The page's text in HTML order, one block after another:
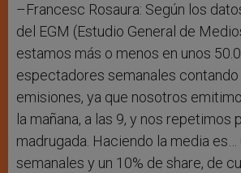
–Francesc Rosaura: Según los
del EGM (Estudio General de
estamos más o menos en unos
espectadores semanales contando
emisiones, ya que nosotros
la mañana, a las 9, y nos repetimos
madrugada. Haciendo la media es…
semanales y un 10% de share, de